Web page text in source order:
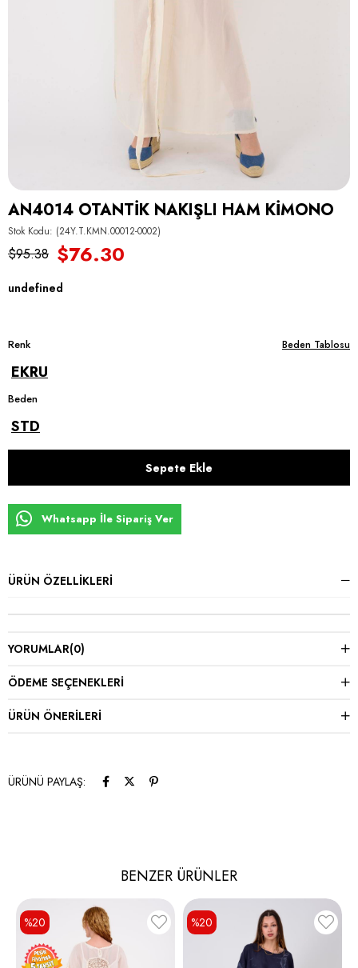
AN4014 OTANTİK NAKIŞLI HAM KİMONO
Stok Kodu (24Y.T.KMN.00012-0002)
$95.38 $76.30
undefined
Renk Beden Tablosu
EKRU
Beden
STD
Whatsapp İle Sipariş Ver
ÜRÜN ÖZELLIKLERI
YORUMLAR(0)
ÖDEME SEÇENEKLERI
ÜRÜN ÖNERILERI
ÜRÜNÜ PAYLAŞ:
BENZER ÜRÜNLER
%20 %20